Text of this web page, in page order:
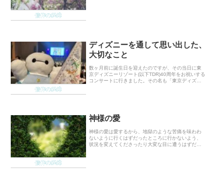
信仰の経緯
信仰の経緯
ディズニーを通して思い出した、
大切なこと
数ヶ月前に誕生日を迎えたのですが、その当日に東
京ディズニーリゾート(以下TDR)40周年をお祝いする
コンサートに行きました。その名も「東京ディズニ
信仰の経緯
神様の愛
神様の愛は愛するから、地獄のような苦痛を味わわ
ないように行くはずだったところに行かないよう、
状況を変えてくださったり大変な目に遭うはずだっ